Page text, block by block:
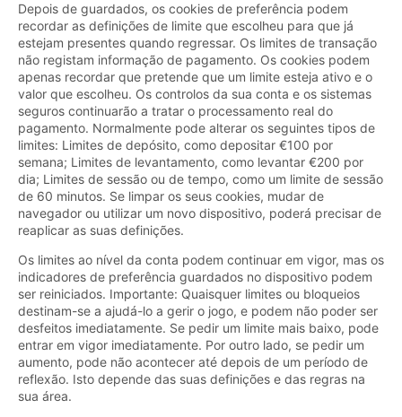
Depois de guardados, os cookies de preferência podem
recordar as definições de limite que escolheu para que já
estejam presentes quando regressar. Os limites de transação
não registam informação de pagamento. Os cookies podem
apenas recordar que pretende que um limite esteja ativo e o
valor que escolheu. Os controlos da sua conta e os sistemas
seguros continuarão a tratar o processamento real do
pagamento. Normalmente pode alterar os seguintes tipos de
limites: Limites de depósito, como depositar €100 por
semana; Limites de levantamento, como levantar €200 por
dia; Limites de sessão ou de tempo, como um limite de sessão
de 60 minutos. Se limpar os seus cookies, mudar de
navegador ou utilizar um novo dispositivo, poderá precisar de
reaplicar as suas definições.
Os limites ao nível da conta podem continuar em vigor, mas os
indicadores de preferência guardados no dispositivo podem
ser reiniciados. Importante: Quaisquer limites ou bloqueios
destinam-se a ajudá-lo a gerir o jogo, e podem não poder ser
desfeitos imediatamente. Se pedir um limite mais baixo, pode
entrar em vigor imediatamente. Por outro lado, se pedir um
aumento, pode não acontecer até depois de um período de
reflexão. Isto depende das suas definições e das regras na
sua área.